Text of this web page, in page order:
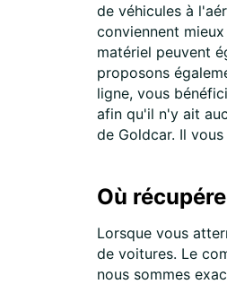
de véhicules à
conviennent
matériel peuvent
proposons
ligne, vous
afin qu'il n'y ait
de Goldcar. Il
Où
Lorsque vous
de voitures. Le
nous sommes